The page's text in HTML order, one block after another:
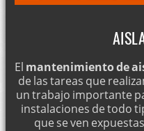
El mantenimiento de
de las tareas que
un trabajo importante
instalaciones de todo
que se ven